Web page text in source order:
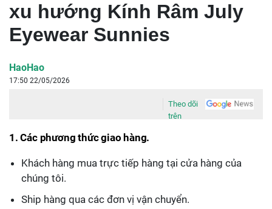
xu hướng Kính Râm July
Eyewear Sunnies
HaoHao
17:50 22/05/2026
Theo dõi
trên
1. Các phương thức giao hàng.
Khách hàng mua trực tiếp hàng tại cửa hàng của
chúng tôi.
Ship hàng qua các đơn vị vận chuyển.